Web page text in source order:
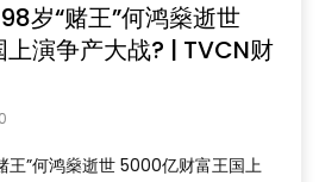
岁“赌王”何鸿燊逝世
演争产大战? | TVCN财
王”何鸿燊逝世 5000亿财富王国上